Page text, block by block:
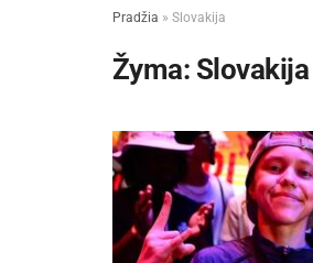
Pradžia » Slovakija
Žyma: Slovakija